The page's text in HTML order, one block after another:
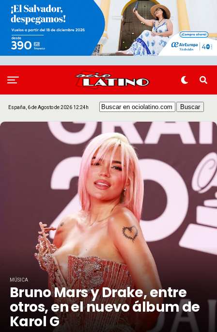
España, 6 de Agosto de 2026 12:24h
MÚSICA
Bruno Mars y Drake, entre
otros, en el nuevo álbum de
Karol G